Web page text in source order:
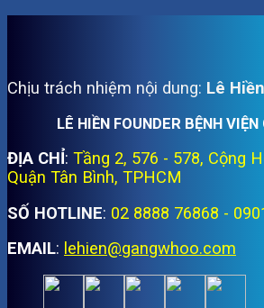
Chịu trách nhiệm nội dung: Lê Hiền
LÊ HIỀN FOUNDER BỆNH VIỆN
ĐỊA CHỈ: Tầng 2, 576 - 578, Cộng
Quận Tân Bình, TPHCM
SỐ HOTLINE: 02 8888 76868 -
EMAIL: lehien@gangwhoo.com